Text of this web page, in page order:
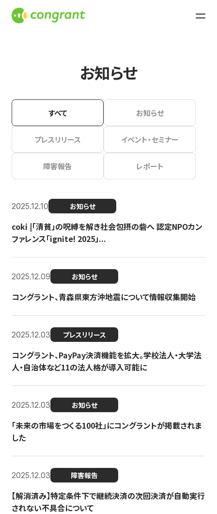
お知らせ
すべて お知らせ
プレスリリース イベント・セミナー
障害報告 レポート
2025.12.10 お知らせ
coki |「清貧」の呪縛を解き社会包摂の砦へ 認定NPOカン
ファレンス「ignite! 2025」...
2025.12.09 お知らせ
コングラント、青森県東方沖地震について情報収集開始
2025.12.03 プレスリリース
コングラント、PayPay決済機能を拡大。学校法人・大学法
人・自治体など11の法人格が導入可能に
2025.12.03 お知らせ
「未来の市場をつくる100社」にコングラントが掲載されま
した
2025.12.03 障害報告
【解消済み】特定条件下で継続決済の次回決済が自動実行
されない不具合について